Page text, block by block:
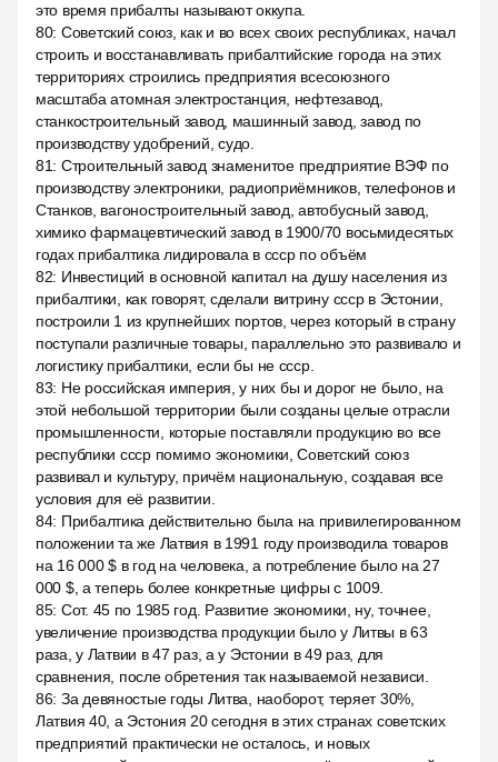
это время прибалты называют оккупа.
80: Советский союз, как и во всех своих республиках, начал
строить и восстанавливать прибалтийские города на этих
территориях строились предприятия всесоюзного
масштаба атомная электростанция, нефтезавод,
станкостроительный завод, машинный завод, завод по
производству удобрений, судо.
81: Строительный завод знаменитое предприятие ВЭФ по
производству электроники, радиоприёмников, телефонов и
Станков, вагоностроительный завод, автобусный завод,
химико фармацевтический завод в 1900/70 восьмидесятых
годах прибалтика лидировала в ссср по объём
82: Инвестиций в основной капитал на душу населения из
прибалтики, как говорят, сделали витрину ссср в Эстонии,
построили 1 из крупнейших портов, через который в страну
поступали различные товары, параллельно это развивало и
логистику прибалтики, если бы не ссср.
83: Не российская империя, у них бы и дорог не было, на
этой небольшой территории были созданы целые отрасли
промышленности, которые поставляли продукцию во все
республики ссср помимо экономики, Советский союз
развивал и культуру, причём национальную, создавая все
условия для её развитии.
84: Прибалтика действительно была на привилегированном
положении та же Латвия в 1991 году производила товаров
на 16 000 $ в год на человека, а потребление было на 27
000 $, а теперь более конкретные цифры с 1009.
85: Сот. 45 по 1985 год. Развитие экономики, ну, точнее,
увеличение производства продукции было у Литвы в 63
раза, у Латвии в 47 раз, а у Эстонии в 49 раз, для
сравнения, после обретения так называемой независи.
86: За девяностые годы Литва, наоборот, теряет 30%,
Латвия 40, а Эстония 20 сегодня в этих странах советских
предприятий практически не осталось, и новых